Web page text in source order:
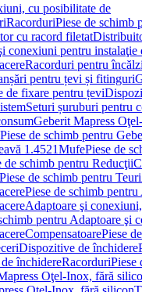
cu posibilitate de
RacorduriPiese de schimb
cu racord filetat
conexiuni pentru instalaţie
Racorduri pentru
pentru țevi și fitinguri
de fixare pentru țevi
Seturi șuruburi pentru
Geberit Mapress
Piese de schimb pentru
1.4521MufePiese de
de schimb pentru Reducţii
Piese de schimb pentru Teuri
Piese de schimb
Adaptoare şi
pentru Adaptoare şi
CompensatoarePiese
Dispozitive de închidere
închidereRacorduriPiese
Oţel-Inox, fără